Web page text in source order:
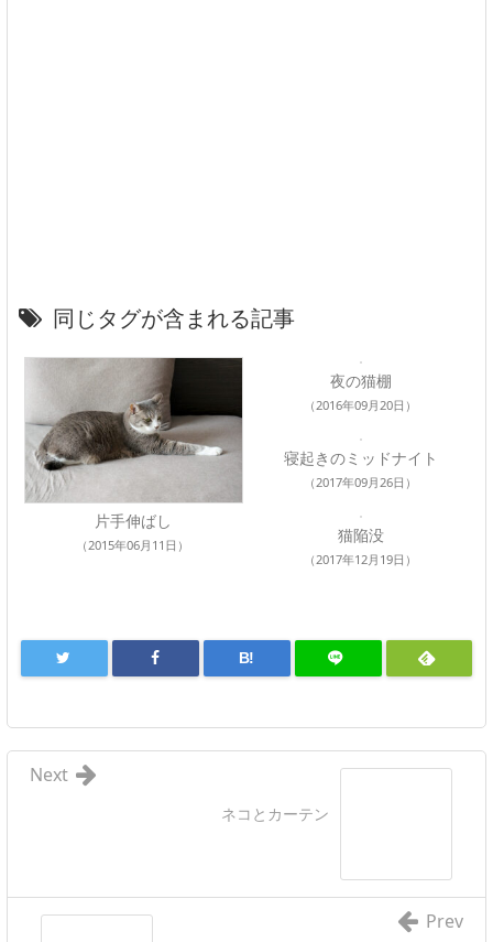
同じタグが含まれる記事
片手伸ばし
（2015年06月11日）
夜の猫棚
（2016年09月20日）
寝起きのミッドナイト
（2017年09月26日）
猫陥没
（2017年12月19日）
B!
ネコとカーテン
Next
Prev